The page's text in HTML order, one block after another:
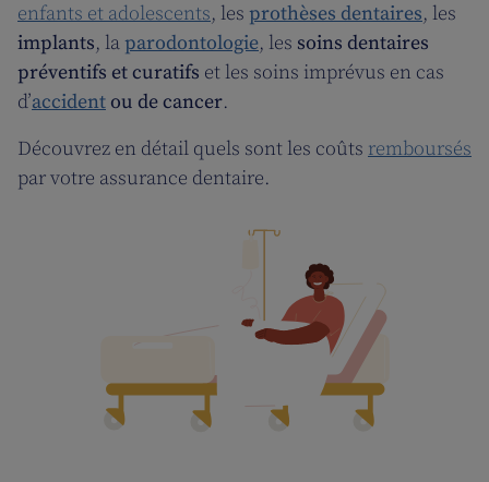
enfants et adolescents, les prothèses dentaires, les
implants, laparodontologie, les soins dentaires
préventifs et curatifs et les soins imprévus en cas
d’accident ou de cancer.
Découvrez en détail quels sont les coûts remboursés
par votre assurance dentaire.